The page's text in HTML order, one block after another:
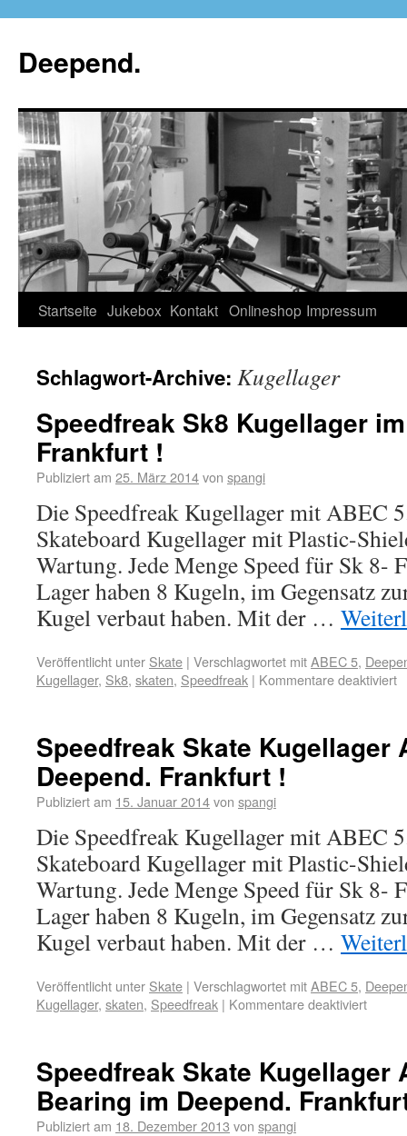
Deepend.
Startseite Jukebox Kontakt Onlineshop Impressum
Schlagwort-Archive: Kugellager
Speedfreak Sk8 Kugellager
Frankfurt !
Publiziert am 25. März 2014von spangi
Die Speedfreak Kugellager mit ABEC
Skateboard Kugellager mit Plastic-
Wartung. Jede Menge Speed für Sk 8-
Lager haben 8 Kugeln, im Gegensatz
Kugel verbaut haben. Mit der …
Veröffentlicht unter Skate | Verschlagwortet mitABEC 5,
Kugellager, Sk8, skaten, Speedfreak | Kommentare deaktiviert
Speedfreak Skate Kugellager
Deepend. Frankfurt !
Publiziert am 15. Januar 2014von spangi
Die Speedfreak Kugellager mit ABEC
Skateboard Kugellager mit Plastic-
Wartung. Jede Menge Speed für Sk 8-
Lager haben 8 Kugeln, im Gegensatz
Kugel verbaut haben. Mit der …
Veröffentlicht unter Skate | Verschlagwortet mitABEC 5,
Kugellager, skaten, Speedfreak | Kommentare deaktiviert
Speedfreak Skate Kugellager
Bearing im Deepend.
Publiziert am 18. Dezember 2013 von spangi